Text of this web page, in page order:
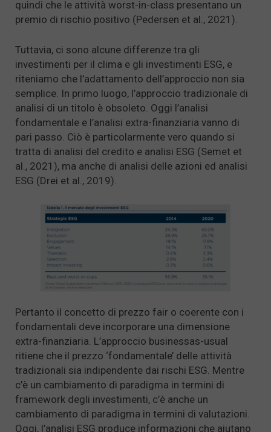
quindi che le attività worst-in-class presentano un
premio di rischio positivo (Pedersen et al., 2021).
Tuttavia, ci sono alcune differenze tra gli
investimenti per il clima e gli investimenti ESG, e
riteniamo che l’adattamento dell’approccio non sia
semplice. In primo luogo, l’approccio tradizionale di
analisi di un titolo è obsoleto. Oggi l’analisi
fondamentale e l’analisi extra-finanziaria vanno di
pari passo. Ciò è particolarmente vero quando si
tratta di analisi del credito e analisi ESG (Semet et
al., 2021), ma anche di analisi delle azioni ed analisi
ESG (Drei et al., 2019).
Pertanto il concetto di prezzo fair o coerente con i
fondamentali deve incorporare una dimensione
extra-finanziaria. L’approccio businessas-usual
ritiene che il prezzo ‘fondamentale’ delle attività
tradizionali sia indipendente dai rischi ESG. Mentre
c’è un cambiamento di paradigma in termini di
framework degli investimenti, c’è anche un
cambiamento di paradigma in termini di valutazioni.
Oggi, l’analisi ESG produce informazioni che aiutano